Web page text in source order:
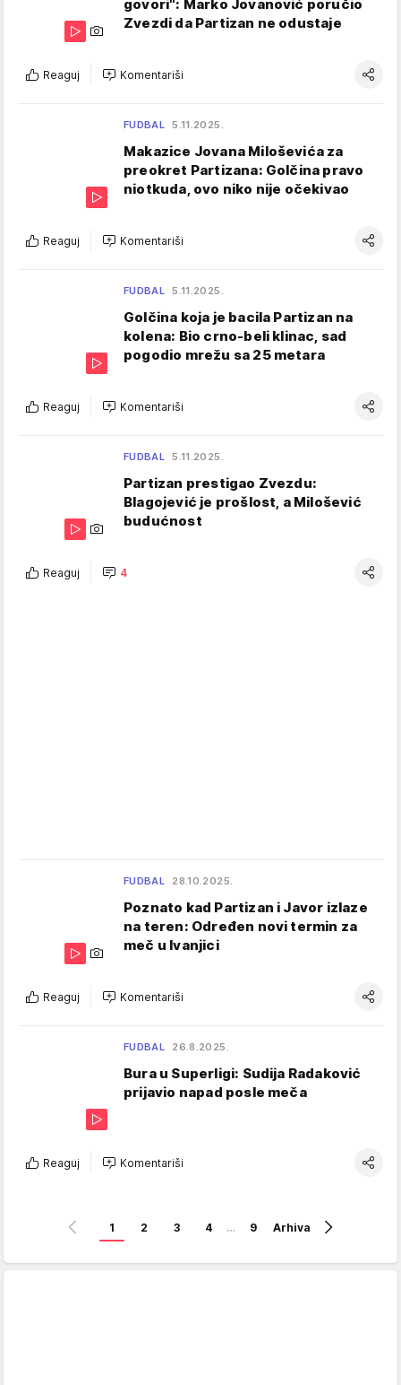
govori": Marko Jovanović poručio
Zvezdi da Partizan ne odustaje
Reaguj Komentariši
FUDBAL 5.11.2025.
Makazice Jovana Miloševića za
preokret Partizana: Golčina pravo
niotkuda, ovo niko nije očekivao
Reaguj Komentariši
FUDBAL 5.11.2025.
Golčina koja je bacila Partizan na
kolena: Bio crno-beli klinac, sad
pogodio mrežu sa 25 metara
Reaguj Komentariši
FUDBAL 5.11.2025.
Partizan prestigao Zvezdu:
Blagojević je prošlost, a Milošević
budućnost
Reaguj 4
FUDBAL 28.10.2025.
Poznato kad Partizan i Javor izlaze
na teren: Određen novi termin za
meč u Ivanjici
Reaguj Komentariši
FUDBAL 26.8.2025.
Bura u Superligi: Sudija Radaković
prijavio napad posle meča
Reaguj Komentariši
1 2 3 4 … 9 Arhiva